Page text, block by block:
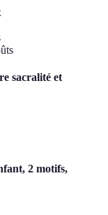
sacralité et
2 motifs,